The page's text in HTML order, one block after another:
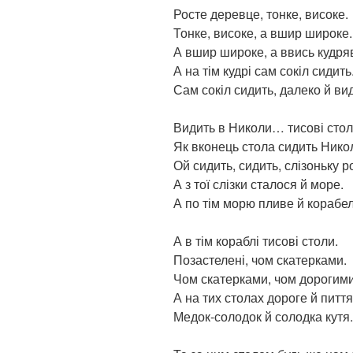
Росте деревце, тонке, високе.
Тонке, високе, а вшир широке.
А вшир широке, а ввись
А на тім кудрі сам сокіл сидить.
Сам сокіл сидить, далеко й
Видить в Николи… тисові
Як вконець стола сидить
Ой сидить, сидить, слізоньку
А з тої слізки сталося й море.
А по тім морю пливе й
А в тім кораблі тисові столи.
Позастелені, чом скатерками.
Чом скатерками, чом
А на тих столах дороге й
Медок-солодок й солодка кутя.